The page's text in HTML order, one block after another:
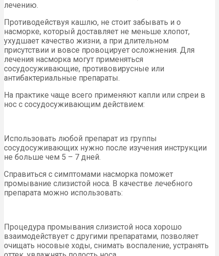
лечению.
Противодействуя кашлю, не стоит забывать и о
насморке, который доставляет не меньше хлопот,
ухудшает качество жизни, а при длительном
присутствии и вовсе провоцирует осложнения. Для
лечения насморка могут применяться
сосудосуживающие, противовирусные или
антибактериальные препараты.
На практике чаще всего применяют капли или спреи в
нос с сосудосуживающим действием:
Использовать любой препарат из группы
сосудосуживающих нужно после изучения инструкции
не больше чем 5 – 7 дней.
Справиться с симптомами насморка поможет
промывание слизистой носа. В качестве лечебного
препарата можно использовать:
Процедура промывания слизистой носа хорошо
взаимодействует с другими препаратами, позволяет
очищать носовые ходы, снимать воспаление, устранять